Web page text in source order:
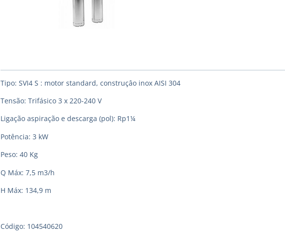
Tipo: SVI4 S : motor standard, construçâo inox AISI 304
Tensão: Trifásico 3 x 220-240 V
Ligação aspiração e descarga (pol): Rp1¼
Potência: 3 kW
Peso: 40 Kg
Q Máx: 7,5 m3/h
H Máx: 134,9 m
Código: 104540620